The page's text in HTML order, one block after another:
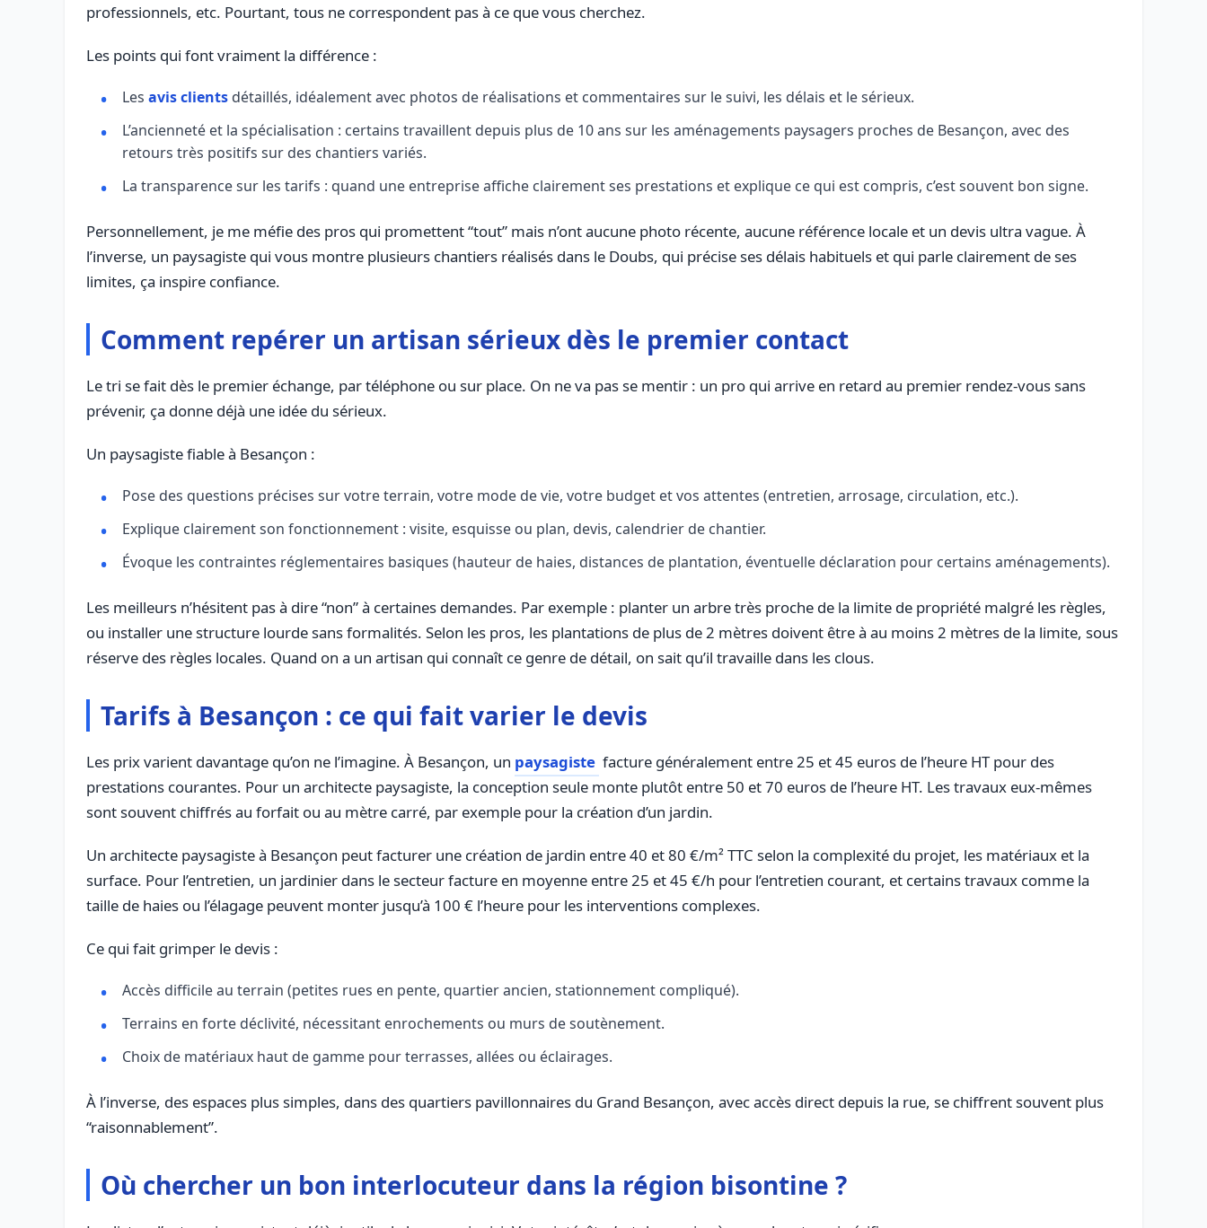
professionnels, etc. Pourtant, tous ne correspondent pas à ce que vous cherchez.
Les points qui font vraiment la différence :
Les avis clients détaillés, idéalement avec photos de réalisations et commentaires sur le suivi, les délais et le sérieux.
L’ancienneté et la spécialisation : certains travaillent depuis plus de 10 ans sur les aménagements paysagers proches de Besançon, avec des
retours très positifs sur des chantiers variés.
La transparence sur les tarifs : quand une entreprise affiche clairement ses prestations et explique ce qui est compris, c’est souvent bon signe.
Personnellement, je me méfie des pros qui promettent “tout” mais n’ont aucune photo récente, aucune référence locale et un devis ultra vague. À
l’inverse, un paysagiste qui vous montre plusieurs chantiers réalisés dans le Doubs, qui précise ses délais habituels et qui parle clairement de ses
limites, ça inspire confiance.
Comment repérer un artisan sérieux dès le premier contact
Le tri se fait dès le premier échange, par téléphone ou sur place. On ne va pas se mentir : un pro qui arrive en retard au premier rendez-vous sans
prévenir, ça donne déjà une idée du sérieux.
Un paysagiste fiable à Besançon :
Pose des questions précises sur votre terrain, votre mode de vie, votre budget et vos attentes (entretien, arrosage, circulation, etc.).
Explique clairement son fonctionnement : visite, esquisse ou plan, devis, calendrier de chantier.
Évoque les contraintes réglementaires basiques (hauteur de haies, distances de plantation, éventuelle déclaration pour certains aménagements).
Les meilleurs n’hésitent pas à dire “non” à certaines demandes. Par exemple : planter un arbre très proche de la limite de propriété malgré les règles,
ou installer une structure lourde sans formalités. Selon les pros, les plantations de plus de 2 mètres doivent être à au moins 2 mètres de la limite, sous
réserve des règles locales. Quand on a un artisan qui connaît ce genre de détail, on sait qu’il travaille dans les clous.
Tarifs à Besançon : ce qui fait varier le devis
Les prix varient davantage qu’on ne l’imagine. À Besançon, un paysagiste facture généralement entre 25 et 45 euros de l’heure HT pour des
prestations courantes. Pour un architecte paysagiste, la conception seule monte plutôt entre 50 et 70 euros de l’heure HT. Les travaux eux-mêmes
sont souvent chiffrés au forfait ou au mètre carré, par exemple pour la création d’un jardin.
Un architecte paysagiste à Besançon peut facturer une création de jardin entre 40 et 80 €/m² TTC selon la complexité du projet, les matériaux et la
surface. Pour l’entretien, un jardinier dans le secteur facture en moyenne entre 25 et 45 €/h pour l’entretien courant, et certains travaux comme la
taille de haies ou l’élagage peuvent monter jusqu’à 100 € l’heure pour les interventions complexes.
Ce qui fait grimper le devis :
Accès difficile au terrain (petites rues en pente, quartier ancien, stationnement compliqué).
Terrains en forte déclivité, nécessitant enrochements ou murs de soutènement.
Choix de matériaux haut de gamme pour terrasses, allées ou éclairages.
À l’inverse, des espaces plus simples, dans des quartiers pavillonnaires du Grand Besançon, avec accès direct depuis la rue, se chiffrent souvent plus
“raisonnablement”.
Où chercher un bon interlocuteur dans la région bisontine ?